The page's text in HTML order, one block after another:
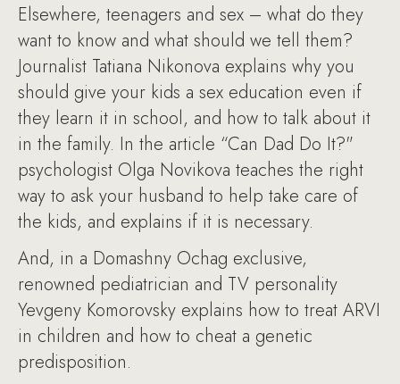
Elsewhere, teenagers and sex – what do they
want to know and what should we tell them?
Journalist Tatiana Nikonova explains why you
should give your kids a sex education even if
they learn it in school, and how to talk about it
in the family. In the article “Can Dad Do It?"
psychologist Olga Novikova teaches the right
way to ask your husband to help take care of
the kids, and explains if it is necessary.
And, in a Domashny Ochag exclusive,
renowned pediatrician and TV personality
Yevgeny Komorovsky explains how to treat ARVI
in children and how to cheat a genetic
predisposition.